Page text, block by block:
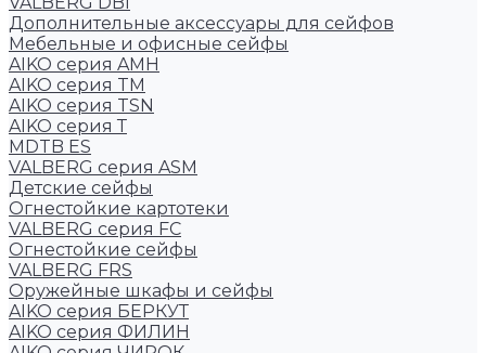
Дополнительные аксессуары для сейфов
Мебельные и офисные сейфы
AIKO серия AMH
AIKO серия TM
AIKO серия TSN
AIKO серия Т
MDTB ES
VALBERG серия ASM
Детские сейфы
Огнестойкие картотеки
VALBERG серия FC
Огнестойкие сейфы
VALBERG FRS
Оружейные шкафы и сейфы
AIKO серия БЕРКУТ
AIKO серия ФИЛИН